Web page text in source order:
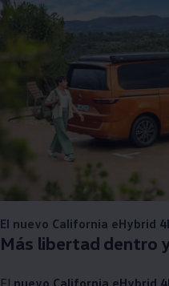
El nuevo California eHybrid
Más libertad dentro